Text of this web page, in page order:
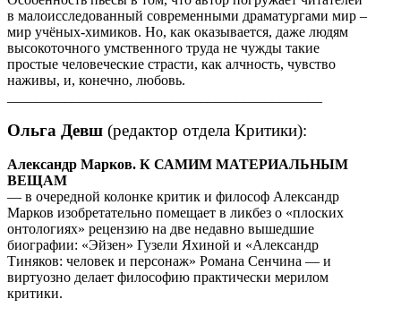
в малоисследованный современными драматургами мир –
мир учёных-химиков. Но, как оказывается, даже людям
высокоточного умственного труда не чужды такие
простые человеческие страсти, как алчность, чувство
наживы, и, конечно, любовь.
Ольга Девш (редактор отдела Критики):
Александр Марков. К САМИМ МАТЕРИАЛЬНЫМ
ВЕЩАМ
― в очередной колонке критик и философ Александр
Марков изобретательно помещает в ликбез о «плоских
онтологиях» рецензию на две недавно вышедшие
биографии: «Эйзен» Гузели Яхиной и «Александр
Тиняков: человек и персонаж» Романа Сенчина ― и
виртуозно делает философию практически мерилом
критики.